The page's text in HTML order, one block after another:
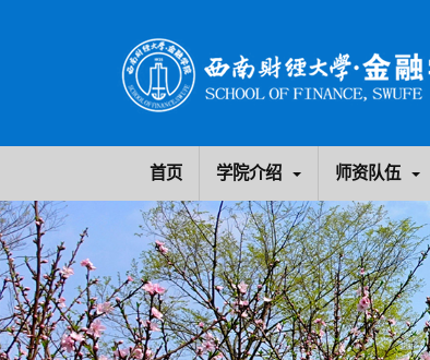
首页 学院介绍 师资队伍